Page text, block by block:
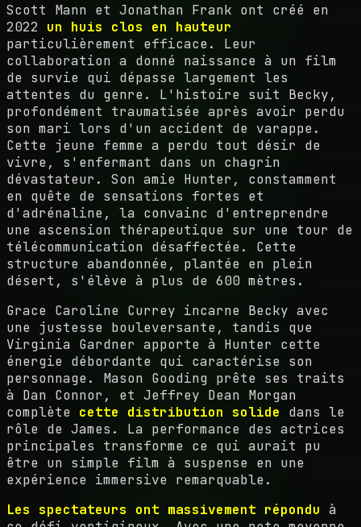
Scott Mann et Jonathan Frank ont créé en
2022 un huis clos en hauteur
particulièrement efficace. Leur
collaboration a donné naissance à un film
de survie qui dépasse largement les
attentes du genre. L'histoire suit Becky,
profondément traumatisée après avoir perdu
son mari lors d'un accident de varappe.
Cette jeune femme a perdu tout désir de
vivre, s'enfermant dans un chagrin
dévastateur. Son amie Hunter, constamment
en quête de sensations fortes et
d'adrénaline, la convainc d'entreprendre
une ascension thérapeutique sur une tour de
télécommunication désaffectée. Cette
structure abandonnée, plantée en plein
désert, s'élève à plus de 600 mètres.
Grace Caroline Currey incarne Becky avec
une justesse bouleversante, tandis que
Virginia Gardner apporte à Hunter cette
énergie débordante qui caractérise son
personnage. Mason Gooding prête ses traits
à Dan Connor, et Jeffrey Dean Morgan
complète cette distribution solide dans le
rôle de James. La performance des actrices
principales transforme ce qui aurait pu
être un simple film à suspense en une
expérience immersive remarquable.
Les spectateurs ont massivement répondu à